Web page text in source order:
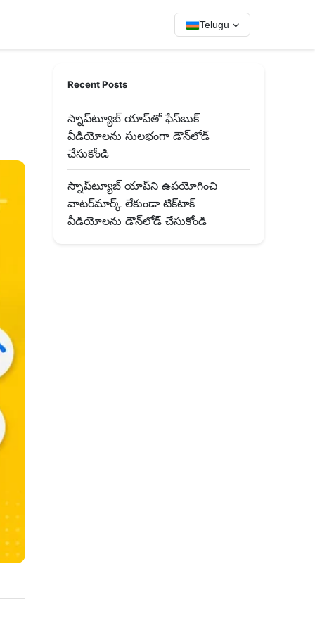
Telugu
Recent Posts
స్నాప్‌ట్యూబ్ యాప్‌తో ఫేస్‌బుక్
వీడియోలను సులభంగా డౌన్‌లోడ్
చేసుకోండి
స్నాప్‌ట్యూబ్ యాప్‌ని ఉపయోగించి
వాటర్‌మార్క్ లేకుండా టిక్‌టాక్
వీడియోలను డౌన్‌లోడ్ చేసుకోండి